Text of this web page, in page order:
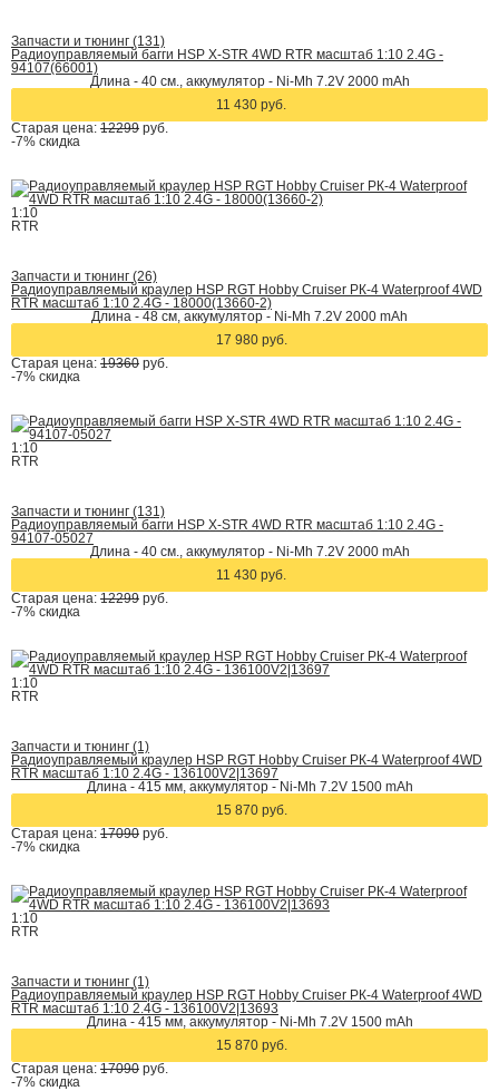
Запчасти и тюнинг (131)
Радиоуправляемый багги HSP X-STR 4WD RTR масштаб 1:10 2.4G -
94107(66001)
Длина - 40 см., аккумулятор - Ni-Mh 7.2V 2000 mAh
11 430 руб.
Старая цена: 12299 руб.
-7% скидка
1:10
RTR
Запчасти и тюнинг (26)
Радиоуправляемый краулер HSP RGT Hobby Cruiser РК-4 Waterproof 4WD
RTR масштаб 1:10 2.4G - 18000(13660-2)
Длина - 48 см, аккумулятор - Ni-Mh 7.2V 2000 mAh
17 980 руб.
Старая цена: 19360 руб.
-7% скидка
1:10
RTR
Запчасти и тюнинг (131)
Радиоуправляемый багги HSP X-STR 4WD RTR масштаб 1:10 2.4G -
94107-05027
Длина - 40 см., аккумулятор - Ni-Mh 7.2V 2000 mAh
11 430 руб.
Старая цена: 12299 руб.
-7% скидка
1:10
RTR
Запчасти и тюнинг (1)
Радиоуправляемый краулер HSP RGT Hobby Cruiser РК-4 Waterproof 4WD
RTR масштаб 1:10 2.4G - 136100V2|13697
Длина - 415 мм, аккумулятор - Ni-Mh 7.2V 1500 mAh
15 870 руб.
Старая цена: 17090 руб.
-7% скидка
1:10
RTR
Запчасти и тюнинг (1)
Радиоуправляемый краулер HSP RGT Hobby Cruiser РК-4 Waterproof 4WD
RTR масштаб 1:10 2.4G - 136100V2|13693
Длина - 415 мм, аккумулятор - Ni-Mh 7.2V 1500 mAh
15 870 руб.
Старая цена: 17090 руб.
-7% скидка